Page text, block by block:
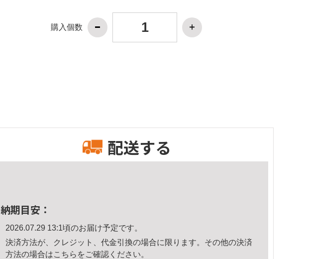
購入個数
配送する
納期目安：
2026.07.29 13:1頃のお届け予定です。
決済方法が、クレジット、代金引換の場合に限ります。その他の決済
方法の場合はこちら をご確認ください。